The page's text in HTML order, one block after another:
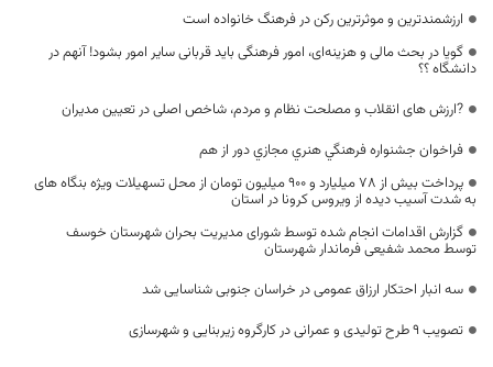
ارزشمندترین و موثرترین رکن در فرهنگ خانواده است
گویا در بحث مالی و هزینه‌ای، امور فرهنگی باید قربانی سایر امور بشود! آنهم در
دانشگاه ؟؟
?ارزش های انقلاب و مصلحت نظام و مردم، شاخص اصلی در تعیین مدیران
فراخوان جشنواره فرهنگي هنري مجازي دور از هم
پرداخت بیش از 78 میلیارد و 900 میلیون تومان از محل تسهیلات ویژه بنگاه های
به شدت آسیب دیده از ویروس کرونا در استان
گزارش اقدامات انجام شده توسط شورای مدیریت بحران شهرستان خوسف
توسط محمد شفیعی فرماندار شهرستان
سه انبار احتکار ارزاق عمومی در خراسان جنوبی شناسایی شد
تصویب 9 طرح تولیدی و عمرانی در کارگروه زیربنایی و شهرسازی